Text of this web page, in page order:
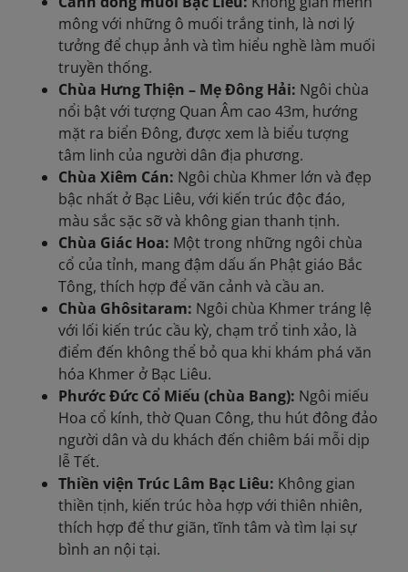
mông với những ô muối trắng tinh, là nơi lý
tưởng để chụp ảnh và tìm hiểu nghề làm muối
truyền thống.
Chùa Hưng Thiện – Mẹ Đông Hải: Ngôi chùa
nổi bật với tượng Quan Âm cao 43m, hướng
mặt ra biển Đông, được xem là biểu tượng
tâm linh của người dân địa phương.
Chùa Xiêm Cán: Ngôi chùa Khmer lớn và đẹp
bậc nhất ở Bạc Liêu, với kiến trúc độc đáo,
màu sắc sặc sỡ và không gian thanh tịnh.
Chùa Giác Hoa: Một trong những ngôi chùa
cổ của tỉnh, mang đậm dấu ấn Phật giáo Bắc
Tông, thích hợp để vãn cảnh và cầu an.
Chùa Ghôsitaram: Ngôi chùa Khmer tráng lệ
với lối kiến trúc cầu kỳ, chạm trổ tinh xảo, là
điểm đến không thể bỏ qua khi khám phá văn
hóa Khmer ở Bạc Liêu.
Phước Đức Cổ Miếu (chùa Bang): Ngôi miếu
Hoa cổ kính, thờ Quan Công, thu hút đông đảo
người dân và du khách đến chiêm bái mỗi dịp
lễ Tết.
Thiền viện Trúc Lâm Bạc Liêu: Không gian
thiền tịnh, kiến trúc hòa hợp với thiên nhiên,
thích hợp để thư giãn, tĩnh tâm và tìm lại sự
bình an nội tại.